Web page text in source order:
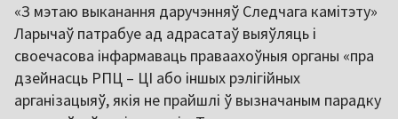
«З мэтаю выканання даручэнняў Следчага камітэту»
Ларычаў патрабуе ад адрасатаў выяўляць і
своечасова інфармаваць праваахоўныя органы «пра
дзейнасць РПЦ – ЦІ або іншых рэлігійных
арганізацыяў, якія не прайшлі ў вызначаным парадку